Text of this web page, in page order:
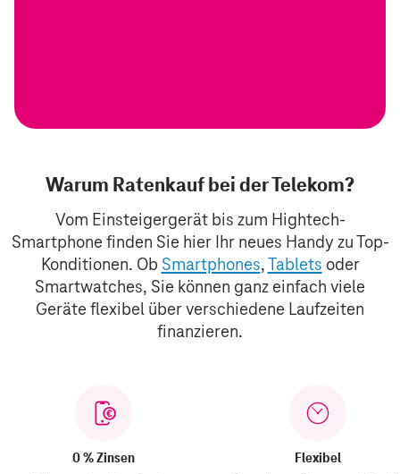
Warum Ratenkauf bei der Telekom?
Vom Einsteigergerät bis zum Hightech-
Smartphone finden Sie hier Ihr neues Handy zu Top-
Konditionen. Ob Smartphones,Tablets oder
Smartwatches, Sie können ganz einfach viele
Geräte flexibel über verschiedene Laufzeiten
finanzieren.
0 % Zinsen
Flexibel